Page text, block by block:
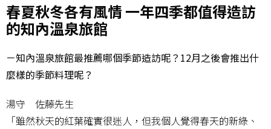
春夏秋冬各有風情 一年四季都值得造訪
的知內溫泉旅館
－知內溫泉旅館最推薦哪個季節造訪呢？12月之後會推出什
麼樣的季節料理呢？
湯守 佐藤先生
「雖然秋天的紅葉確實很迷人，但我個人覺得春天的新綠、